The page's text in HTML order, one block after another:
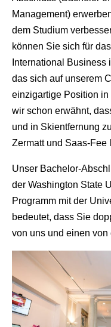
Management)
dem Studium
können Sie sich für
International
das sich auf unserem
einzigartige Position
wir schon erwähnt,
und in Skientfernung
Zermatt und Saas-Fee
Unser Bachelor-
der Washington State
Programm mit der
bedeutet, dass Sie
von uns und einen